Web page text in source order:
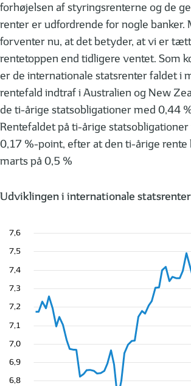
forhøjelsen af styringsrenterne og de
renter er udfordrende for nogle banker.
forventer nu, at det betyder, at vi er
rentetoppen end tidligere ventet. Som
er de internationale statsrenter faldet i
rentefald indtraf i Australien og New
de ti-årige statsobligationer med 0,44
Rentefaldet på ti-årige statsobligationer
0,17 %-point, efter at den ti-årige rente
marts på 0,5 %
Udviklingen i internationale
6,8
6,9
7,0
7,1
7,2
7,3
7,4
7,5
7,6